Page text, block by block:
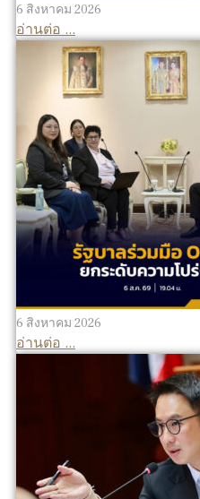
6 สิงหาคม 2026
อ่านต่อ ...
6 สิงหาคม 2026
อ่านต่อ ...